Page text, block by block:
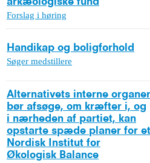
Forslag i høring
Handikap og boligforhold
Søger medstillere
Alternativets interne organer
bør afsøge, om kræfter i, og
i nærheden af partiet, kan
opstarte spæde planer for et
Nordisk Institut for
Økologisk Balance